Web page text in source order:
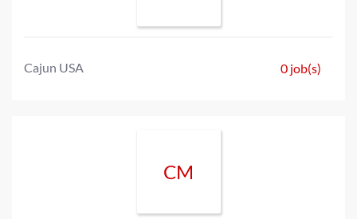
Cajun USA 0 job(s)
CM